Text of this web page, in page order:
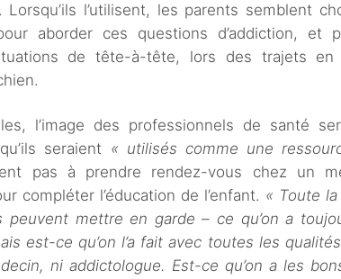
Lorsqu’ils l’utilisent, les parents semblent
aborder ces questions d’addiction, et
de tête-à-tête, lors des trajets
l’image des professionnels de santé
seraient « utilisés comme une
pas à prendre rendez-vous chez un
compléter l’éducation de l’enfant. « Toute
peuvent mettre en garde – ce qu’on a
est-ce qu’on l’a fait avec toutes les
ni addictologue. Est-ce qu’on a les